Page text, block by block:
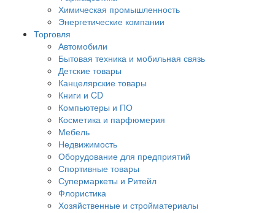
Химическая промышленность
Энергетические компании
Торговля
Автомобили
Бытовая техника и мобильная связь
Детские товары
Канцелярские товары
Книги и CD
Компьютеры и ПО
Косметика и парфюмерия
Мебель
Недвижимость
Оборудование для предприятий
Спортивные товары
Супермаркеты и Ритейл
Флористика
Хозяйственные и стройматериалы